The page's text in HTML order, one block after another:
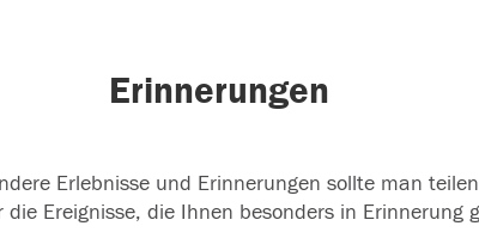
Erinnerungen
Erlebnisse und Erinnerungen sollte man
die Ereignisse, die Ihnen besonders in Erinnerung